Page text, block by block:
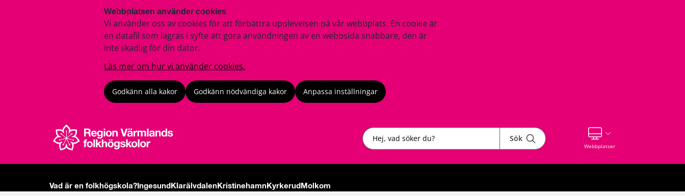
Webbplatsen använder cookies
Vi använder oss av cookies för att förbättra upplevelsen på vår webbplats. En cookie är
en datafil som lagras i syfte att göra användningen av en webbsida snabbare, den är
inte skadlig för din dator.
Läs mer om hur vi använder cookies.
Godkänn alla kakor Godkänn nödvändiga kakor Anpassa inställningar
Sök Sök
WebbplatserVisa våra andra webbplatser
Vad är en folkhögskola?Ingesund Klarälvdalen Kristinehamn Kyrkerud Molkom